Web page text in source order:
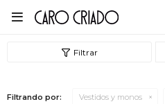

Filtrando por: Vestidos y monos